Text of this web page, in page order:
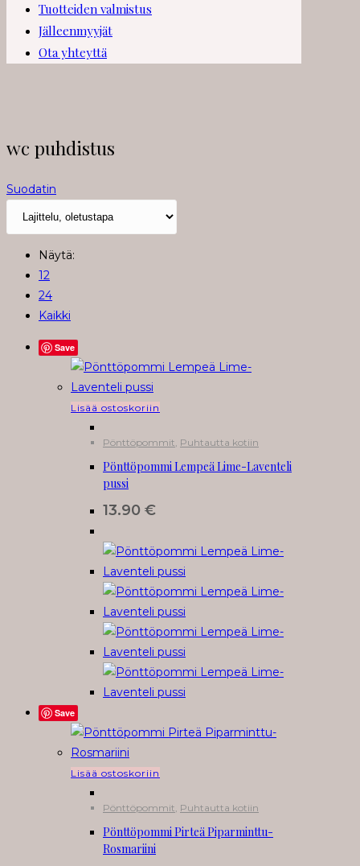
Tuotteiden valmistus
Jälleenmyyjät
Ota yhteyttä
wc puhdistus
Suodatin
Näytä:
12
24
Kaikki
Save
Lisää ostoskoriin
Pönttöpommit Puhtautta kotiin
Pönttöpommi Lempeä Lime-Laventeli
pussi
13.90 €
Save
Lisää ostoskoriin
Pönttöpommit Puhtautta kotiin
Pönttöpommi Pirteä Piparminttu-
Rosmariini